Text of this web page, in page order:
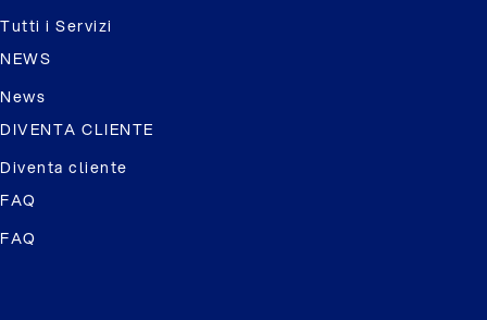
Tutti i Servizi
NEWS
News
DIVENTA CLIENTE
Diventa cliente
FAQ
FAQ